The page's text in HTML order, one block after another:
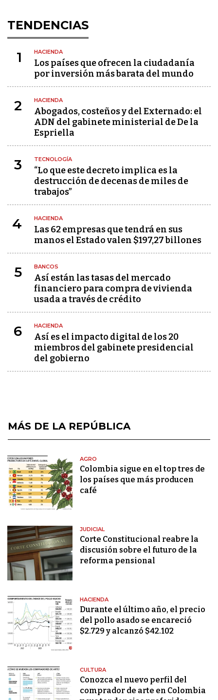
TENDENCIAS
1 HACIENDA
Los países que ofrecen la ciudadanía
por inversión más barata del mundo
2 HACIENDA
Abogados, costeños y del Externado: el
ADN del gabinete ministerial de De la
Espriella
3 TECNOLOGÍA
“Lo que este decreto implica es la
destrucción de decenas de miles de
trabajos”
4 HACIENDA
Las 62 empresas que tendrá en sus
manos el Estado valen $197,27 billones
5 BANCOS
Así están las tasas del mercado
financiero para compra de vivienda
usada a través de crédito
6 HACIENDA
Así es el impacto digital de los 20
miembros del gabinete presidencial
del gobierno
MÁS DE LA REPÚBLICA
AGRO
Colombia sigue en el top tres de
los países que más producen
café
JUDICIAL
Corte Constitucional reabre la
discusión sobre el futuro de la
reforma pensional
HACIENDA
Durante el último año, el precio
del pollo asado se encareció
$2.729 y alcanzó $42.102
CULTURA
Conozca el nuevo perfil del
comprador de arte en Colombia